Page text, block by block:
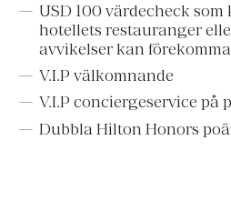
USD 100 värdecheck som
hotellets restauranger
avvikelser kan förekomma
V.I.P välkomnande
V.I.P conciergeservice på
Dubbla Hilton Honors